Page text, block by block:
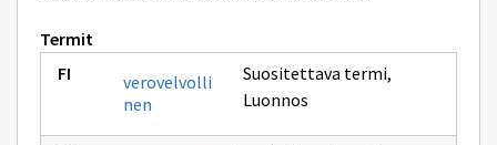
Termit
verovelvolli
nen
Suositettava termi,
Luonnos